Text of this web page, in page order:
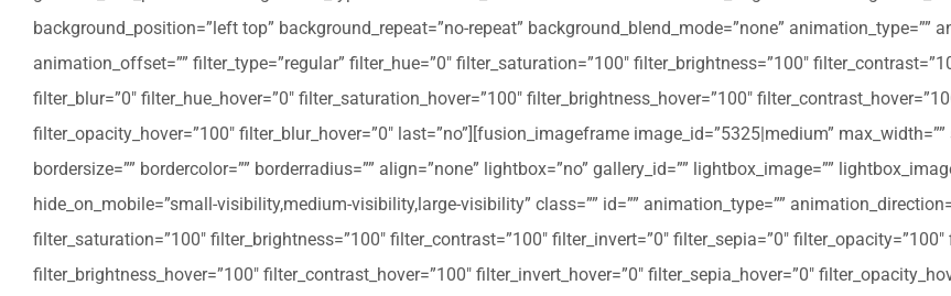
background_position=”left top” background_repeat=”no-repeat” background_blend_mode=”none” animation_type=””
animation_offset=”” filter_type=”regular” filter_hue=”0″ filter_saturation=”100″ filter_brightness=”100″
filter_blur=”0″ filter_hue_hover=”0″ filter_saturation_hover=”100″ filter_brightness_hover=”100″
filter_opacity_hover=”100″ filter_blur_hover=”0″ last=”no”][fusion_imageframe image_id=”5325|medium” max_width=””
bordersize=”” bordercolor=”” borderradius=”” align=”none” lightbox=”no” gallery_id=”” lightbox_image=””
hide_on_mobile=”small-visibility,medium-visibility,large-visibility” class=”” id=”” animation_type=””
filter_saturation=”100″ filter_brightness=”100″ filter_contrast=”100″ filter_invert=”0″ filter_sepia=”0″
filter_brightness_hover=”100″ filter_contrast_hover=”100″ filter_invert_hover=”0″ filter_sepia_hover=”0″